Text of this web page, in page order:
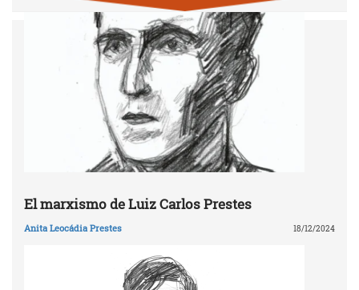
El marxismo de Luiz Carlos Prestes
Anita Leocádia Prestes 18/12/2024